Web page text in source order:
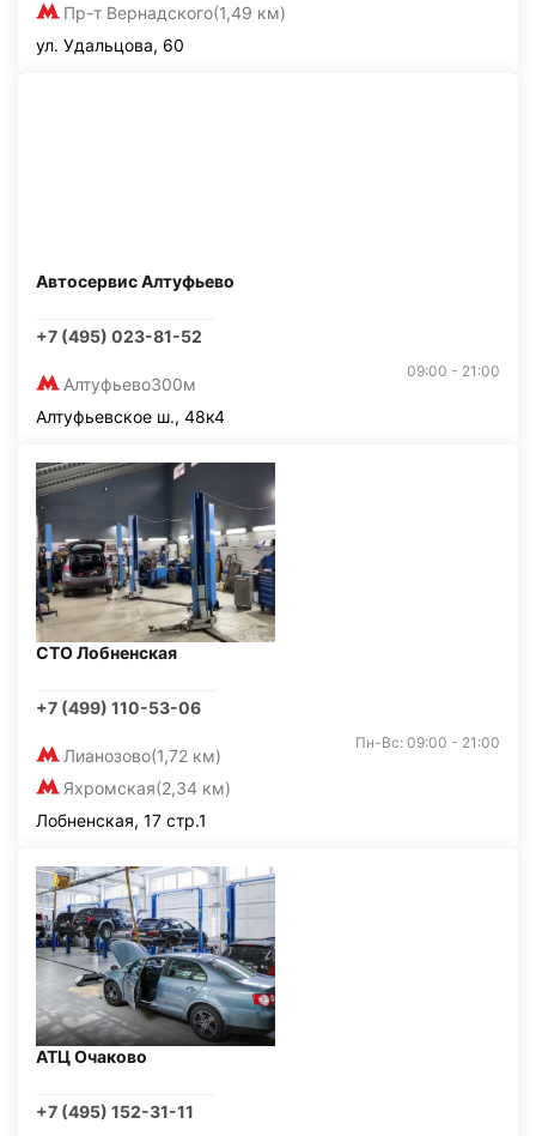
Пр-т Вернадского(1,49 км)
ул. Удальцова, 60
Автосервис Алтуфьево
+7 (495) 023-81-52
Алтуфьево300м
09:00 - 21:00
Алтуфьевское ш., 48к4
СТО Лобненская
+7 (499) 110-53-06
Лианозово(1,72 км)
Яхромская(2,34 км)
Пн-Вс: 09:00 - 21:00
Лобненская, 17 стр.1
АТЦ Очаково
+7 (495) 152-31-11